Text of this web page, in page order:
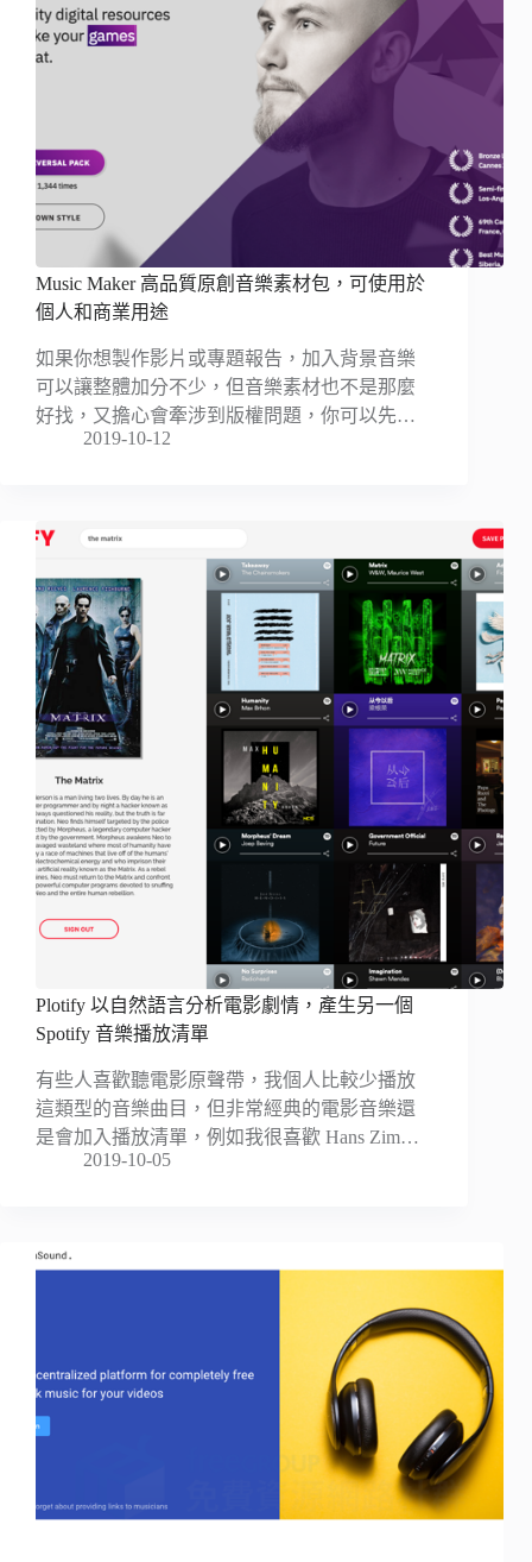
Music Maker 高品質原創音樂素材包，可使用於
個人和商業用途
如果你想製作影片或專題報告，加入背景音樂
可以讓整體加分不少，但音樂素材也不是那麼
好找，又擔心會牽涉到版權問題，你可以先…
2019-10-12
Plotify 以自然語言分析電影劇情，產生另一個
Spotify 音樂播放清單
有些人喜歡聽電影原聲帶，我個人比較少播放
這類型的音樂曲目，但非常經典的電影音樂還
是會加入播放清單，例如我很喜歡 Hans Zim…
2019-10-05